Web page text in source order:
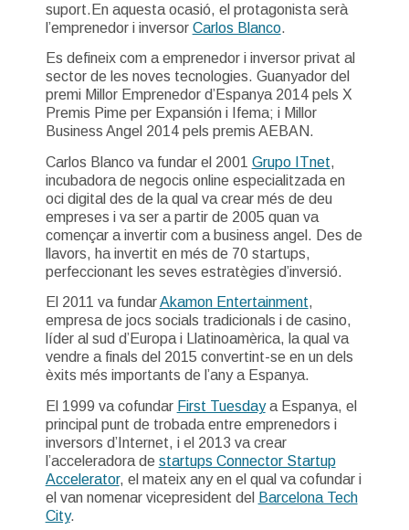
suport.En aquesta ocasió, el protagonista serà
l’emprenedor i inversor Carlos Blanco.
Es defineix com a emprenedor i inversor privat al
sector de les noves tecnologies. Guanyador del
premi Millor Emprenedor d’Espanya 2014 pels X
Premis Pime per Expansión i Ifema; i Millor
Business Angel 2014 pels premis AEBAN.
Carlos Blanco va fundar el 2001 Grupo ITnet,
incubadora de negocis online especialitzada en
oci digital des de la qual va crear més de deu
empreses i va ser a partir de 2005 quan va
començar a invertir com a business angel. Des de
llavors, ha invertit en més de 70 startups,
perfeccionant les seves estratègies d’inversió.
El 2011 va fundarAkamon Entertainment,
empresa de jocs socials tradicionals i de casino,
líder al sud d’Europa i Llatinoamèrica, la qual va
vendre a finals del 2015 convertint-se en un dels
èxits més importants de l’any a Espanya.
El 1999 va cofundar First Tuesdaya Espanya, el
principal punt de trobada entre emprenedors i
inversors d’Internet, i el 2013 va crear
l’acceleradora de startups Connector Startup
Accelerator, el mateix any en el qual va cofundar i
el van nomenar vicepresident del Barcelona Tech
City.